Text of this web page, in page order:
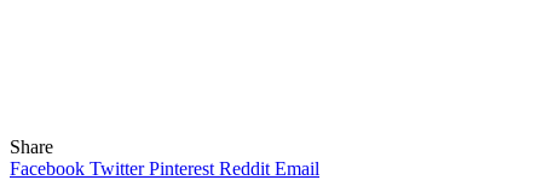
Share
Facebook Twitter Pinterest Reddit Email